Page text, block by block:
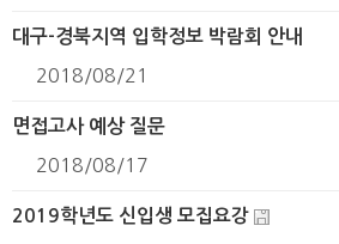
대구-경북지역 입학정보 박람회 안내
2018/08/21
면접고사 예상 질문
2018/08/17
2019학년도 신입생 모집요강